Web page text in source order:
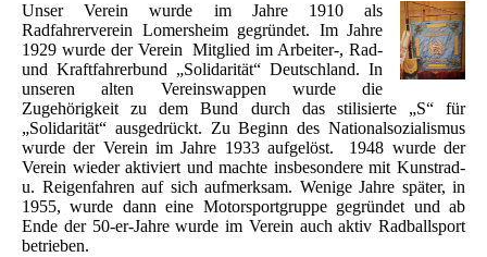
Unser Verein wurde im Jahre 1910 als
Radfahrerverein Lomersheim gegründet. Im Jahre
1929 wurde der Verein Mitglied im Arbeiter-, Rad-
und Kraftfahrerbund „Solidarität“ Deutschland. In
unseren alten Vereinswappen wurde die
Zugehörigkeit zu dem Bund durch das stilisierte „S“ für
„Solidarität“ ausgedrückt. Zu Beginn des Nationalsozialismus
wurde der Verein im Jahre 1933 aufgelöst. 1948 wurde der
Verein wieder aktiviert und machte insbesondere mit Kunstrad-
u. Reigenfahren auf sich aufmerksam. Wenige Jahre später, in
1955, wurde dann eine Motorsportgruppe gegründet und ab
Ende der 50-er-Jahre wurde im Verein auch aktiv Radballsport
betrieben.